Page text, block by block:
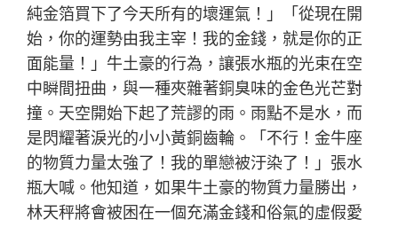
純金箔買下了今天所有的壞運氣！」「從現在開
始，你的運勢由我主宰！我的金錢，就是你的正
面能量！」牛土豪的行為，讓張水瓶的光束在空
中瞬間扭曲，與一種夾雜著銅臭味的金色光芒對
撞。天空開始下起了荒謬的雨。雨點不是水，而
是閃耀著淚光的小小黃銅齒輪。「不行！金牛座
的物質力量太強了！我的單戀被汙染了！」張水
瓶大喊。他知道，如果牛土豪的物質力量勝出，
林天秤將會被困在一個充滿金錢和俗氣的虛假愛